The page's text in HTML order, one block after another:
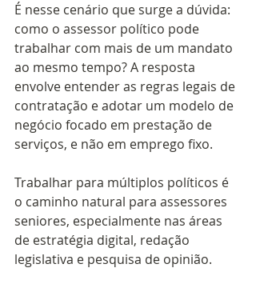
É nesse cenário que surge a dúvida:
como o assessor político pode
trabalhar com mais de um mandato
ao mesmo tempo? A resposta
envolve entender as regras legais de
contratação e adotar um modelo de
negócio focado em prestação de
serviços, e não em emprego fixo.
Trabalhar para múltiplos políticos é
o caminho natural para assessores
seniores, especialmente nas áreas
de estratégia digital, redação
legislativa e pesquisa de opinião.